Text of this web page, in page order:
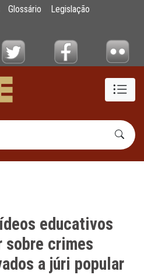
educativos para
Glossário
Legislação
educativos
sobre crimes
a júri popular